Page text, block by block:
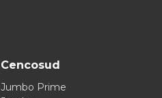
Cencosud
Jumbo Prime